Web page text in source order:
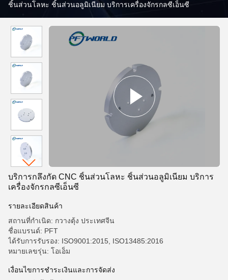
ชิ้นส่วนโลหะ ชิ้นส่วนอลูมิเนียม บริการเครื่องจักรกลซีเอ็นซี
บริการกลึงกัด CNC ชิ้นส่วนโลหะ ชิ้นส่วนอลูมิเนียม บริการ
เครื่องจักรกลซีเอ็นซี
รายละเอียดสินค้า
สถานที่กำเนิด: กวางตุ้ง ประเทศจีน
ชื่อแบรนด์: PFT
ได้รับการรับรอง: ISO9001:2015, ISO13485:2016
หมายเลขรุ่น: โอเอ็ม
เงื่อนไขการชำระเงินและการจัดส่ง